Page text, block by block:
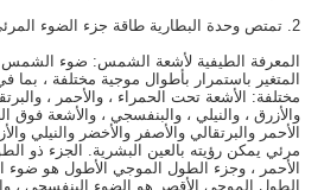
2. تمتص وحدة البطارية طاقة جزء الضوء المرئي فقط
المعرفة الطيفية لأشعة الشمس: ضوء
المتغير باستمرار بأطوال موجية مختلفة ،
مختلفة: الأشعة تحت الحمراء ، والأحمر ،
والأزرق ، والنيلي ، والبنفسجي ، والأشعة فوق
الأحمر والبرتقالي والأصفر والأخضر والنيلي
مرئي يمكن رؤيته بالعين البشرية. الجزء ذو
الأحمر ، وجزء الطول الموجي الأطول هو ضوء
الطول الموجي الأقصر هو الضوء البنفسجي ،